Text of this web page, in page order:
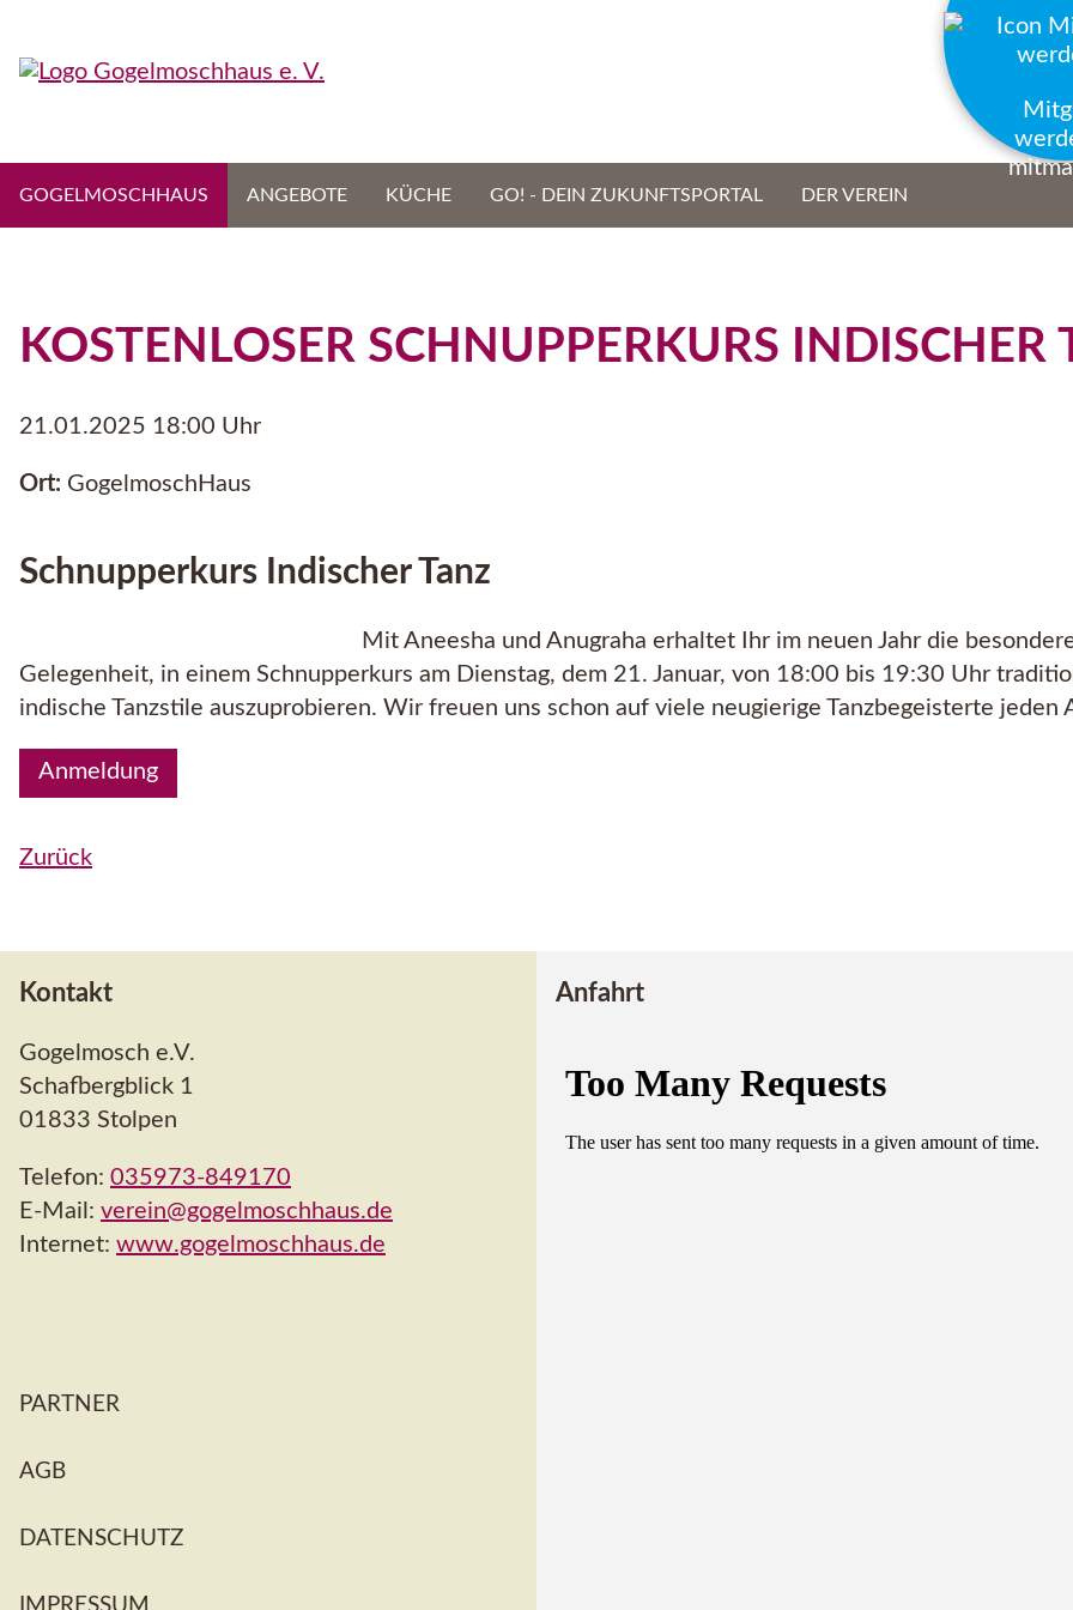
überspringen
GOGELMOSCHHAUS ANGEBOTE KÜCHE GO! - DEIN ZUKUNFTSPORTAL DER VEREIN
KOSTENLOSER SCHNUPPERKURS INDISCHER
21.01.2025 18:00 Uhr
Ort: GogelmoschHaus
Schnupperkurs Indischer Tanz
Mit Aneesha und Anugraha erhaltet Ihr im neuen Jahr die
Gelegenheit, in einem Schnupperkurs am Dienstag, dem 21. Januar, von 18:00 bis 19:30 Uhr
indische Tanzstile auszuprobieren. Wir freuen uns schon auf viele neugierige Tanzbegeisterte jeden
Anmeldung
Zurück
Kontakt
Gogelmosch e.V.
Schafbergblick 1
01833 Stolpen
Telefon: 035973-849170
E-Mail: verein@gogelmoschhaus.de
Internet: www.gogelmoschhaus.de
überspringen
PARTNER
AGB
DATENSCHUTZ
Anfahrt